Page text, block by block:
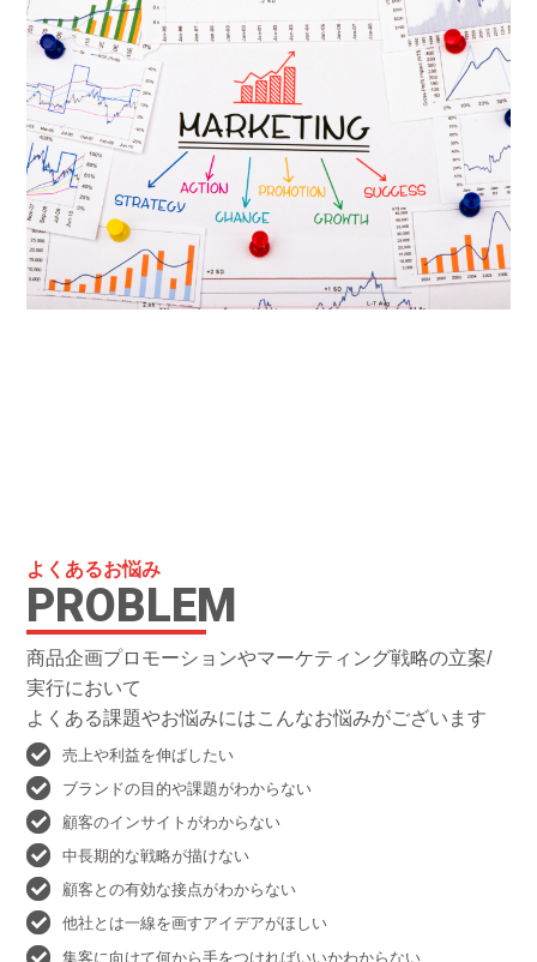
よくあるお悩み
PROBLEM
商品企画プロモーションやマーケティング戦略の立案/
実行において
よくある課題やお悩みにはこんなお悩みがございます
売上や利益を伸ばしたい
ブランドの目的や課題がわからない
顧客のインサイトがわからない
中長期的な戦略が描けない
顧客との有効な接点がわからない
他社とは一線を画すアイデアがほしい
集客に向けて何から手をつければいいかわからない